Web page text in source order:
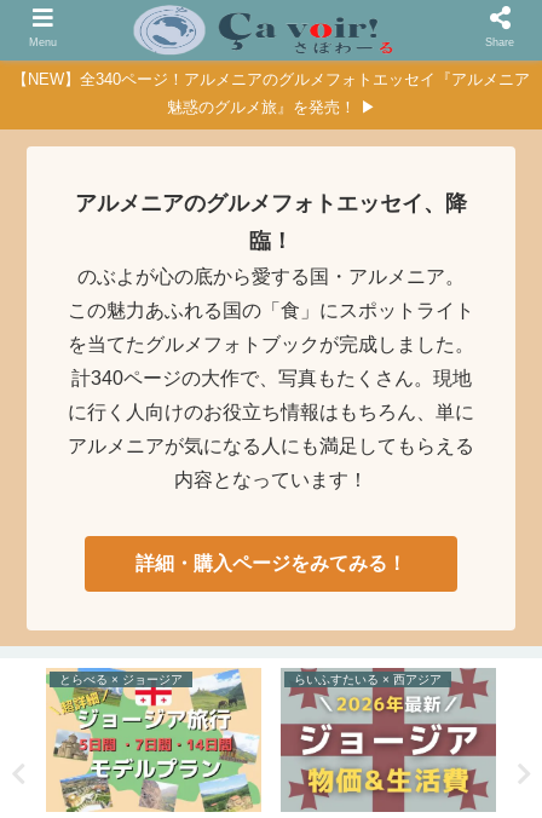
【NEW】全340ページ！アルメニアのグルメフォトエッセイ『アルメニア
魅惑のグルメ旅』を発売！ ▶
アルメニアのグルメフォトエッセイ、降
臨！
のぶよが心の底から愛する国・アルメニア。
この魅力あふれる国の「食」にスポットライト
を当てたグルメフォトブックが完成しました。
計340ページの大作で、写真もたくさん。現地
に行く人向けのお役立ち情報はもちろん、単に
アルメニアが気になる人にも満足してもらえる
内容となっています！
詳細・購入ページをみてみる！
とらべる × ジョージア らいふすたいる × 西アジア
Menu Share